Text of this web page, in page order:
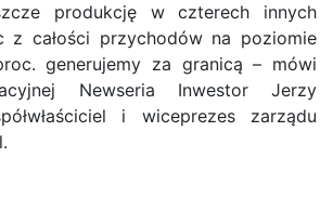
produkcję w czterech innych
z całości przychodów na poziomie
generujemy za granicą – mówi
Newseria Inwestor Jerzy
i wiceprezes zarządu